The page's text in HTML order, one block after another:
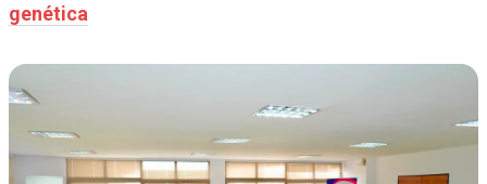
genética